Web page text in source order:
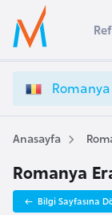
Ülke Seçimi
Başvuru yapmak
Üye
Girişi
o
a
n
V
i
Romanya
Anasayfa
Romanya
Bilgi Sayfasına
s
t
r
a
A